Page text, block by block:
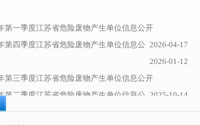
第一季度江苏省危险废物产生单位信息公开
2026-04-17
第四季度江苏省危险废物产生单位信息公
2026-01-12
第三季度江苏省危险废物产生单位信息公开
2025-10-14
第二季度江苏省危险废物产生单位信息公
2025-08-12